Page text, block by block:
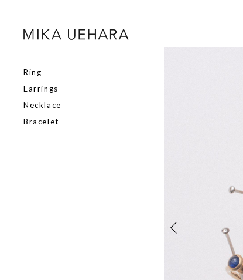
Ring
Earrings
Necklace
Bracelet